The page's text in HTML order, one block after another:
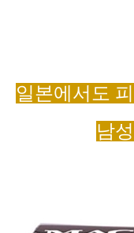
일본에서도
남